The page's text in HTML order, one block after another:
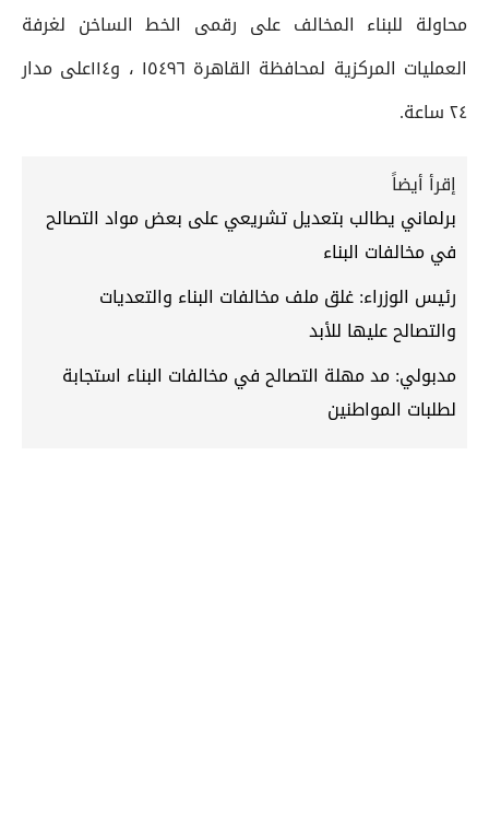
محاولة للبناء المخالف على رقمى الخط الساخن لغرفة
العمليات المركزية لمحافظة القاهرة ١٥٤٩٦ ، و١١٤على مدار
٢٤ ساعة.
إقرأ أيضاً
برلماني يطالب بتعديل تشريعي على بعض مواد التصالح
في مخالفات البناء
رئيس الوزراء: غلق ملف مخالفات البناء والتعديات
والتصالح عليها للأبد
مدبولي: مد مهلة التصالح في مخالفات البناء استجابة
لطلبات المواطنين